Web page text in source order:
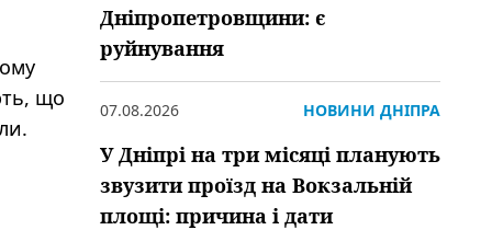
що
Дніпропетровщини: є
руйнування
07.08.2026 НОВИНИ ДНІПРА
У Дніпрі на три місяці планують
звузити проїзд на Вокзальній
площі: причина і дати